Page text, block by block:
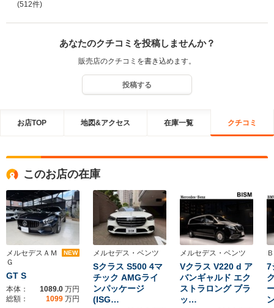
きお手伝いをさせて頂ければと思っております。今後とも末永いお
(512件)
あなたのクチコミを投稿しませんか？
販売店のクチコミを書き込めます。
投稿する
お店TOP 地図&アクセス 在庫一覧 クチコミ
このお店の在庫
メルセデスＡＭ
Ｇ
NEW
GT S
本体： 1089.0 万円
総額：
1099 万円
メルセデス・ベンツ
Sクラス S500 4マ
チック AMGライ
ンパッケージ
(ISG…
メルセデス・ベンツ
Vクラス V220 d ア
バンギャルド エク
ストラロング ブラ
ッ…
7